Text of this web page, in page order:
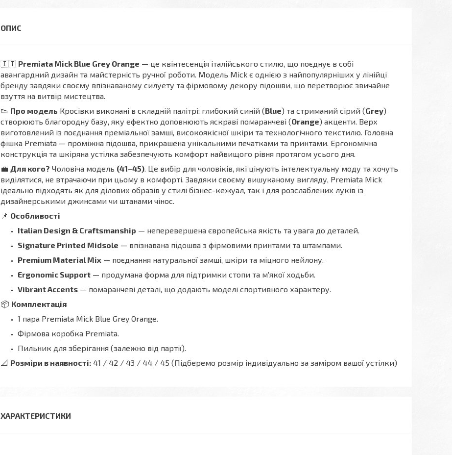
🇮🇹 Premiata Mick Blue Grey Orange — це квінтесенція італійського стилю, що поєднує в собі
авангардний дизайн та майстерність ручної роботи. Модель Mick є однією з найпопулярніших у лінійці
бренду завдяки своєму впізнаваному силуету та фірмовому декору підошви, що перетворює звичайне
взуття на витвір мистецтва.
👟 Про модель Кросівки виконані в складній палітрі: глибокий синій (Blue) та стриманий сірий (Grey)
створюють благородну базу, яку ефектно доповнюють яскраві помаранчеві (Orange) акценти. Верх
виготовлений із поєднання преміальної замші, високоякісної шкіри та технологічного текстилю. Головна
фішка Premiata — проміжна підошва, прикрашена унікальними печатками та принтами. Ергономічна
конструкція та шкіряна устілка забезпечують комфорт найвищого рівня протягом усього дня.
💼 Для кого? Чоловіча модель (41–45). Це вибір для чоловіків, які цінують інтелектуальну моду та хочуть
виділятися, не втрачаючи при цьому в комфорті. Завдяки своєму вишуканому вигляду, Premiata Mick
ідеально підходять як для ділових образів у стилі бізнес-кежуал, так і для розслаблених луків із
дизайнерськими джинсами чи штанами чінос.
📌 Особливості
Italian Design & Craftsmanship — неперевершена європейська якість та увага до деталей.
Signature Printed Midsole — впізнавана підошва з фірмовими принтами та штампами.
Premium Material Mix — поєднання натуральної замші, шкіри та міцного нейлону.
Ergonomic Support — продумана форма для підтримки стопи та м'якої ходьби.
Vibrant Accents — помаранчеві деталі, що додають моделі спортивного характеру.
📦 Комплектація
1 пара Premiata Mick Blue Grey Orange.
Фірмова коробка Premiata.
Пильник для зберігання (залежно від партії).
📐 Розміри в наявності: 41 / 42 / 43 / 44 / 45 (Підберемо розмір індивідуально за заміром вашої устілки)
ХАРАКТЕРИСТИКИ